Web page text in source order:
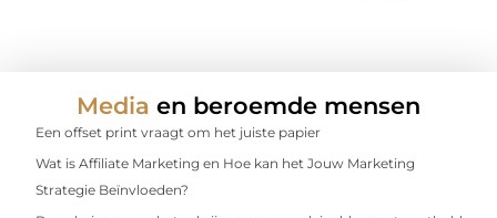
Media en beroemde mensen
Een offset print vraagt om het juiste papier
Wat is Affiliate Marketing en Hoe kan het Jouw Marketing
Strategie Beïnvloeden?